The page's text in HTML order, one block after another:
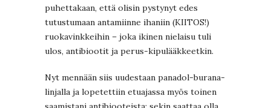
puhettakaan, että olisin pystynyt edes
tutustumaan antamiinne ihaniin (KIITOS!)
ruokavinkkeihin – joka ikinen nielaisu tuli
ulos, antibiootit ja perus-kipulääkkeetkin.
Nyt mennään siis uudestaan panadol-burana-
linjalla ja lopetettiin etuajassa myös toinen